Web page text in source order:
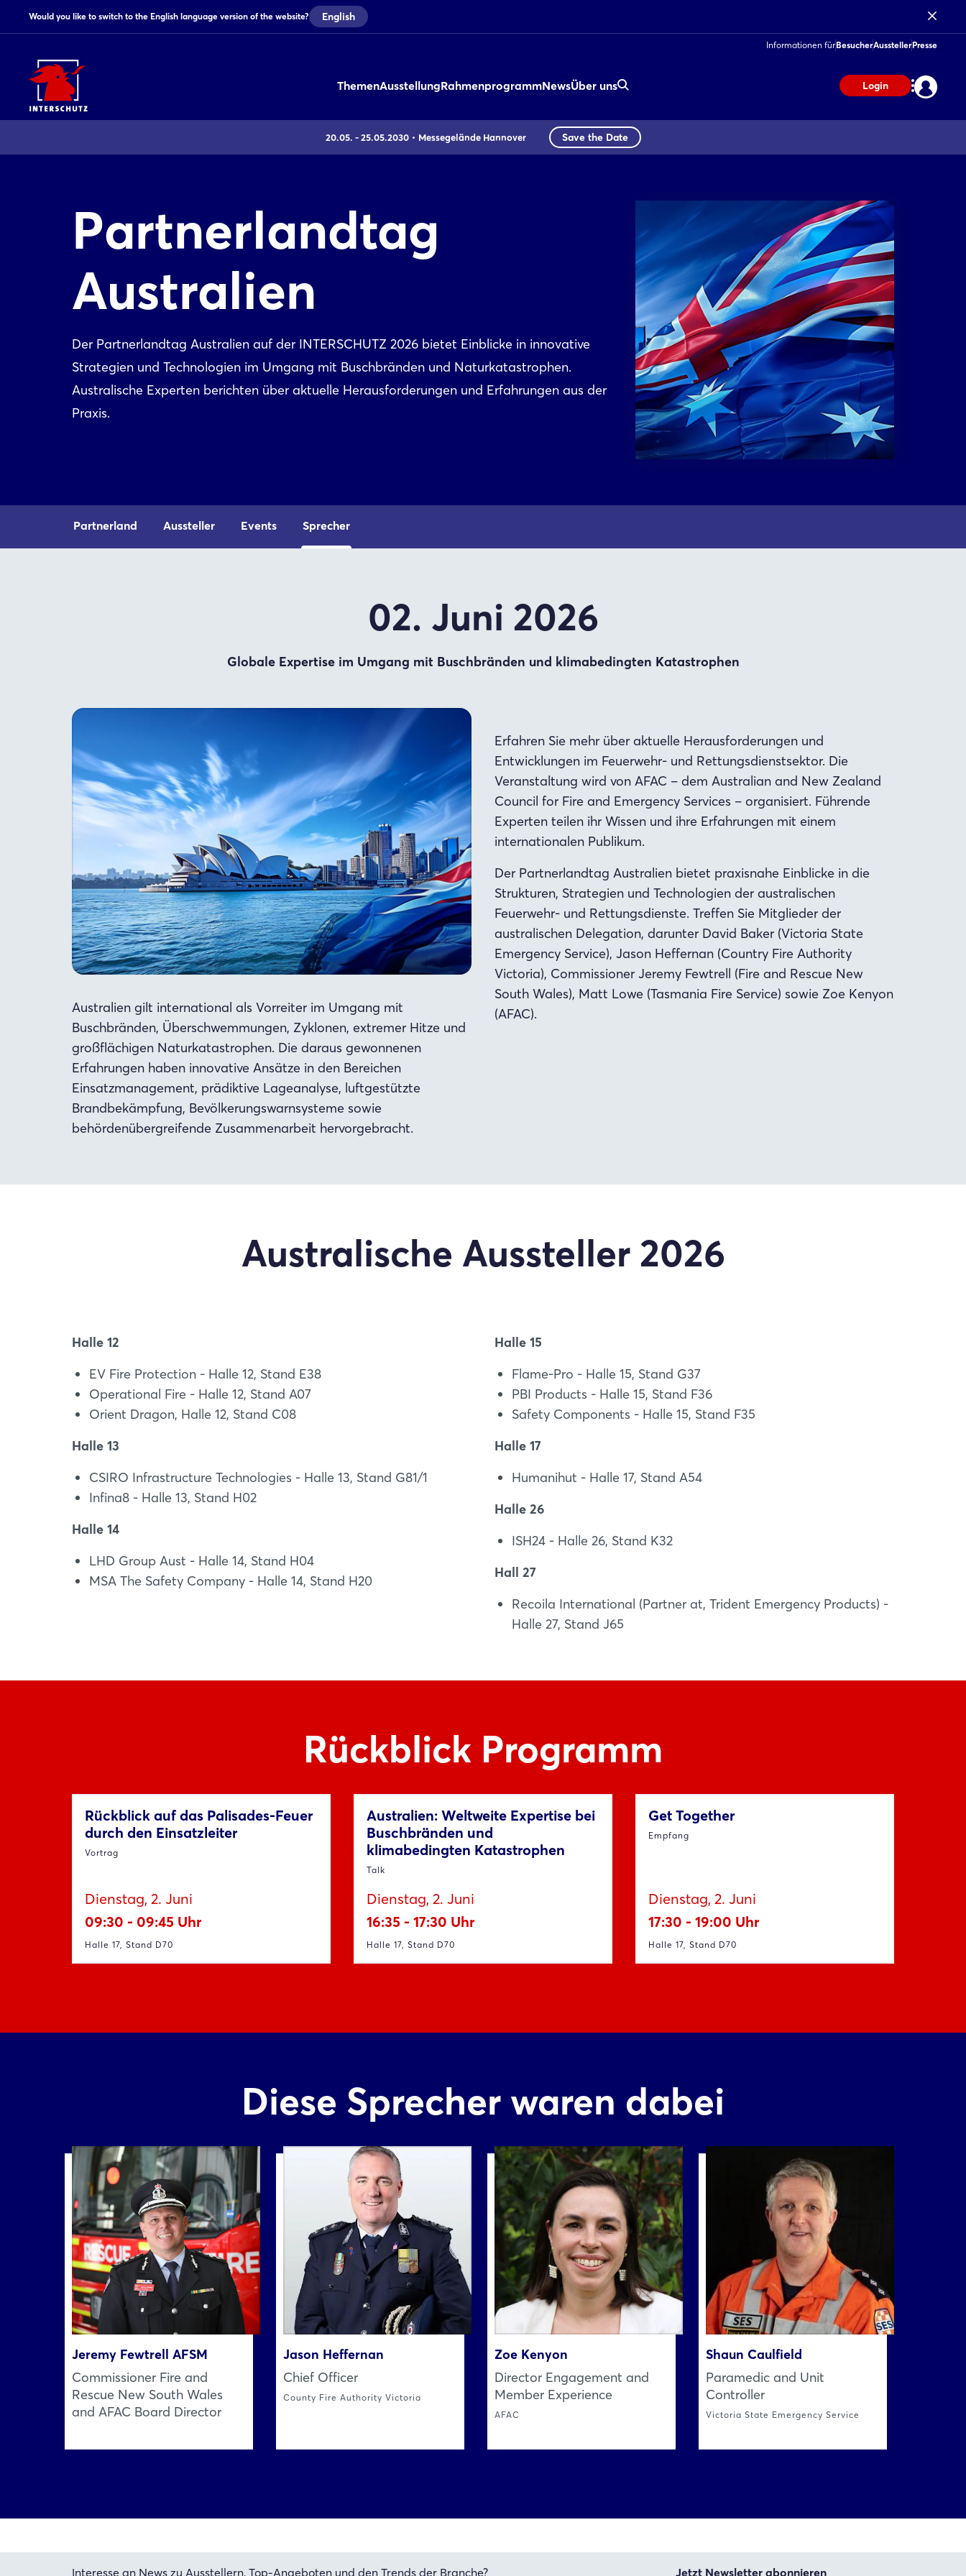
Would you like to switch to the English language version of the website? English
Informationen fürBesucherAusstellerPresse
ThemenAusstellungRahmenprogrammNewsÜber uns Login
20.05. - 25.05.2030 Messegelände Hannover Save the Date
Partnerlandtag
Australien
Der Partnerlandtag Australien auf der INTERSCHUTZ 2026 bietet Einblicke in innovative
Strategien und Technologien im Umgang mit Buschbränden und Naturkatastrophen.
Australische Experten berichten über aktuelle Herausforderungen und Erfahrungen aus der
Praxis.
Partnerland Aussteller Events Sprecher
02. Juni 2026
Globale Expertise im Umgang mit Buschbränden und klimabedingten Katastrophen
Australien gilt international als Vorreiter im Umgang mit
Buschbränden, Überschwemmungen, Zyklonen, extremer Hitze und
großflächigen Naturkatastrophen. Die daraus gewonnenen
Erfahrungen haben innovative Ansätze in den Bereichen
Einsatzmanagement, prädiktive Lageanalyse, luftgestützte
Brandbekämpfung, Bevölkerungswarnsysteme sowie
behördenübergreifende Zusammenarbeit hervorgebracht.
Erfahren Sie mehr über aktuelle Herausforderungen und
Entwicklungen im Feuerwehr- und Rettungsdienstsektor. Die
Veranstaltung wird von AFAC – dem Australian and New Zealand
Council for Fire and Emergency Services – organisiert. Führende
Experten teilen ihr Wissen und ihre Erfahrungen mit einem
internationalen Publikum.
Der Partnerlandtag Australien bietet praxisnahe Einblicke in die
Strukturen, Strategien und Technologien der australischen
Feuerwehr- und Rettungsdienste. Treffen Sie Mitglieder der
australischen Delegation, darunter David Baker (Victoria State
Emergency Service), Jason Heffernan (Country Fire Authority
Victoria), Commissioner Jeremy Fewtrell (Fire and Rescue New
South Wales), Matt Lowe (Tasmania Fire Service) sowie Zoe Kenyon
(AFAC).
Australische Aussteller 2026
Halle 12
EV Fire Protection - Halle 12, Stand E38
Operational Fire - Halle 12, Stand A07
Orient Dragon, Halle 12, Stand C08
Halle 13
CSIRO Infrastructure Technologies - Halle 13, Stand G81/1
Infina8 - Halle 13, Stand H02
Halle 14
LHD Group Aust - Halle 14, Stand H04
MSA The Safety Company - Halle 14, Stand H20
Halle 15
Flame-Pro - Halle 15, Stand G37
PBI Products - Halle 15, Stand F36
Safety Components - Halle 15, Stand F35
Halle 17
Humanihut - Halle 17, Stand A54
Halle 26
ISH24 - Halle 26, Stand K32
Hall 27
Recoila International (Partner at, Trident Emergency Products) -
Halle 27, Stand J65
Rückblick Programm
Rückblick auf das Palisades-Feuer
durch den Einsatzleiter
Vortrag
Dienstag, 2. Juni
09:30 - 09:45 Uhr
Halle 17, Stand D70
Australien: Weltweite Expertise bei
Buschbränden und
klimabedingten Katastrophen
Talk
Dienstag, 2. Juni
16:35 - 17:30 Uhr
Halle 17, Stand D70
Get Together
Empfang
Dienstag, 2. Juni
17:30 - 19:00 Uhr
Halle 17, Stand D70
Diese Sprecher waren dabei
Jeremy Fewtrell AFSM
Commissioner Fire and
Rescue New South Wales
and AFAC Board Director
Jason Heffernan
Chief Officer
County Fire Authority Victoria
Zoe Kenyon
Director Engagement and
Member Experience
AFAC
Shaun Caulfield
Paramedic and Unit
Controller
Victoria State Emergency Service
Interesse an News zu Ausstellern, Top-Angeboten und den Trends der Branche? Jetzt Newsletter abonnieren
Passwort vergessen?